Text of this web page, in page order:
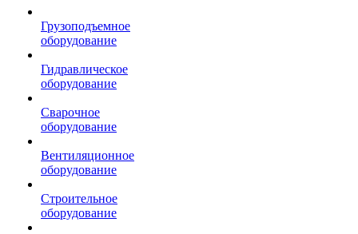
Грузоподъемное
оборудование
Гидравлическое
оборудование
Сварочное
оборудование
Вентиляционное
оборудование
Строительное
оборудование